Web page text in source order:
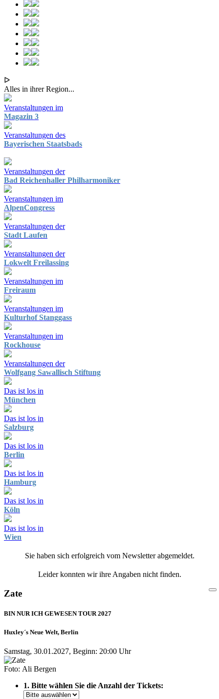
ᐅ
Alles in ihrer Region...
Veranstaltungen im
Magazin 3
Veranstaltungen des
Bayerischen Staatsbads
Veranstaltungen der
Bad Reichenhaller Philharmoniker
Veranstaltungen im
AlpenCongress
Veranstaltungen der
Stadt Laufen
Veranstaltungen der
Lokwelt Freilassing
Veranstaltungen im
Freiraum
Veranstaltungen im
Kulturhof Stanggass
Veranstaltungen im
Rockhouse
Veranstaltungen der
Wolfgang Sawallisch Stiftung
Das ist los in
München
Das ist los in
Salzburg
Das ist los in
Berlin
Das ist los in
Hamburg
Das ist los in
Köln
Das ist los in
Wien
Sie haben sich erfolgreich vom Newsletter abgemeldet.
Leider konnten wir ihre Angaben nicht finden.
Zate
BIN NUR ICH GEWESEN TOUR 2027
Huxley´s Neue Welt, Berlin
Samstag, 30.01.2027, Beginn: 20:00 Uhr
Foto: Ali Bergen
1. Bitte wählen Sie die Anzahl der Tickets: